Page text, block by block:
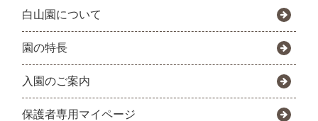
白山園について
園の特長
入園のご案内
保護者専用マイページ